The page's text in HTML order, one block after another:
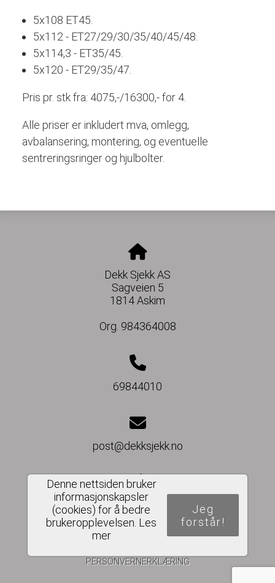
5x108 ET45.
5x112 - ET27/29/30/35/40/45/48.
5x114,3 - ET35/45.
5x120 - ET29/35/47.
Pris pr. stk fra: 4075,-/16300,- for 4.
Alle priser er inkludert mva, omlegg,
avbalansering, montering, og eventuelle
sentreringsringer og hjulbolter.
Dekk Sjekk AS
Sagveien 5
1814 Askim
Org. 984364008
69844010
post@dekksjekk.no
Del nettside
Denne nettsiden bruker
informasjonskapsler
(cookies) for å bedre
brukeropplevelsen. Les
mer
Jeg
forstår!
PERSONVERNERKLÆRING